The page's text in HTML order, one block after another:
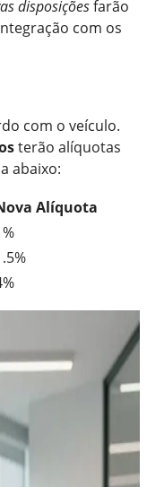
disposiçõesfarão
com os
com o veículo.
terão alíquotas
abaixo:
Alíquota